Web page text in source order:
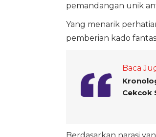
pemandangan unik
Yang menarik
pemberian kado
Baca
Cekcok
Berdasarkan narasi